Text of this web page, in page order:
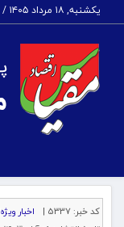
یکشنبه, ۱۸ مرداد ۱۴۰۵ / بعد از ظهر /
کد خبر: 5337 | اخبار ویژه